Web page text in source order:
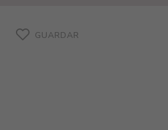
GUARDAR